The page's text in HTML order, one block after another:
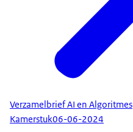
Verzamelbrief AI en Algoritmes
Kamerstuk06-06-2024